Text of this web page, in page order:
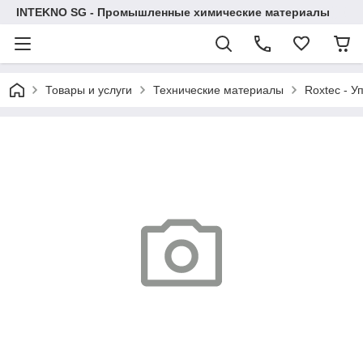
INTEKNO SG - Промышленные химические материалы
Товары и услуги Технические материалы Roxtec -